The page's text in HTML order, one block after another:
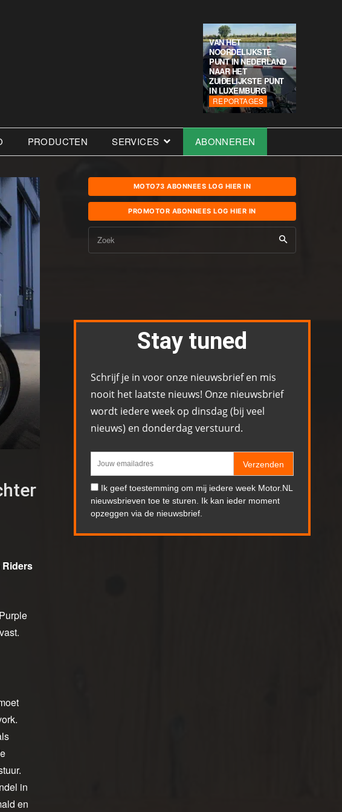
VAN HET
NOORDELIJKSTE
PUNT IN NEDERLAND
NAAR HET
ZUIDELIJKSTE PUNT
IN LUXEMBURG
REPORTAGES
PRODUCTEN SERVICES ABONNEREN
Riders
in
en
MOTO73 ABONNEES LOG HIER IN
PROMOTOR ABONNEES LOG HIER IN
Zoek
Stay tuned
Schrijf je in voor onze nieuwsbrief en mis
nooit het laatste nieuws! Onze nieuwsbrief
wordt iedere week op dinsdag (bij veel
nieuws) en donderdag verstuurd.
Verzenden
Ik geef toestemming om mij iedere week Motor.NL
nieuwsbrieven toe te sturen. Ik kan ieder moment
opzeggen via de nieuwsbrief.